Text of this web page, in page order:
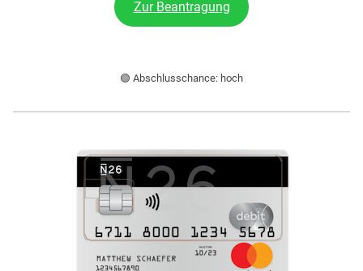
Zur Beantragung
🟢 Abschlusschance: hoch